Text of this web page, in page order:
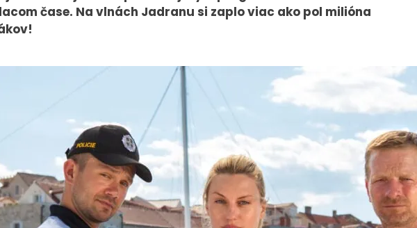
Tlačové správy
B2B Rozhovory
VYSIELANIE
MS 2026
čase. Na vlnách Jadranu si zaplo viac ako pol milióna